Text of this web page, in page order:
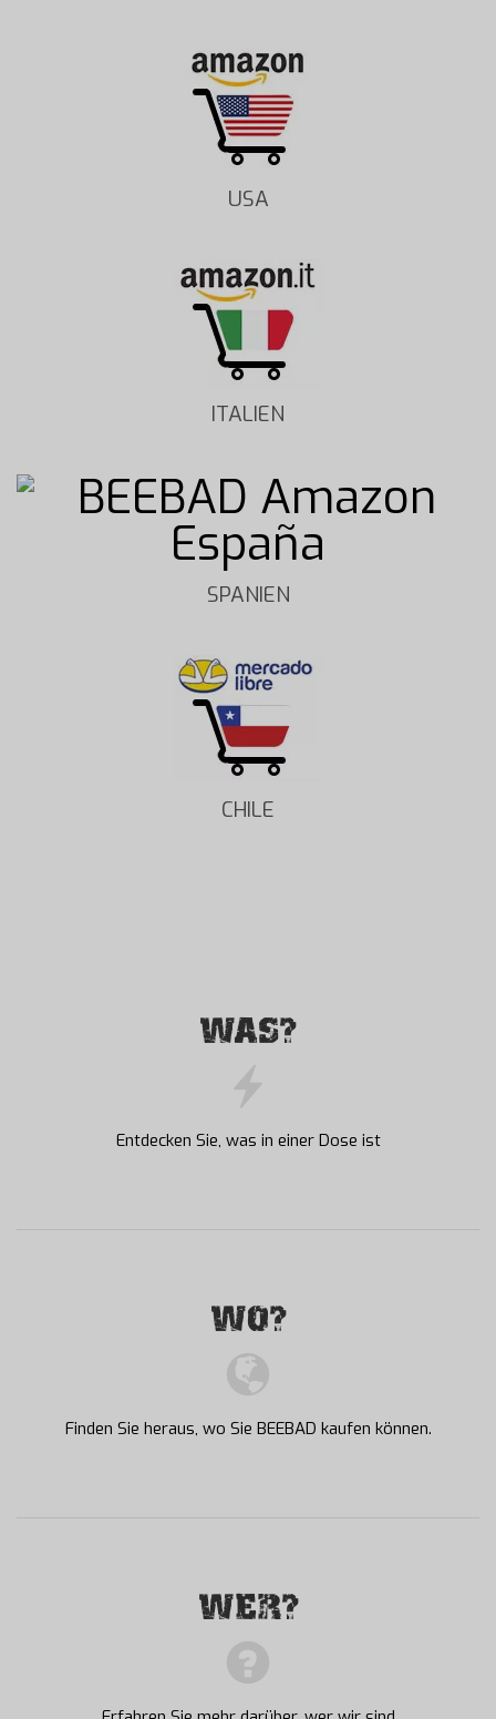
USA
ITALIEN
SPANIEN
CHILE
WAS?
Entdecken Sie, was in einer Dose ist
WO?
Finden Sie heraus, wo Sie BEEBAD kaufen können.
WER?